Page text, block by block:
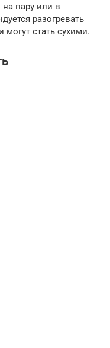
на пару или в
разогревать
могут стать сухими.